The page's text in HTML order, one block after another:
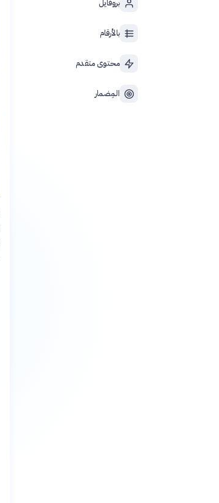
بروفايل
بالأرقام
محتوى متقدم
المِضمار